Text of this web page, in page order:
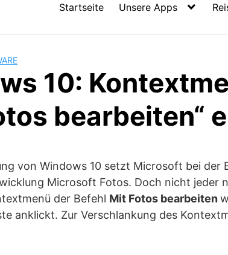
Startseite Unsere Apps
10:
bearbeiten“
von Windows 10 setzt Microsoft bei
Microsoft Fotos. Doch nicht jeder
der Befehl Mit Fotos bearbeiten
anklickt. Zur Verschlankung des